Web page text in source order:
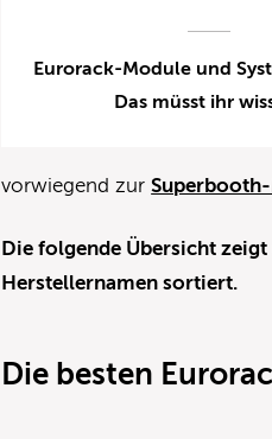
Eurorack-Module und
Das müsst ihr
vorwiegend zurSuperbooth-
Die folgende Übersicht
Herstellernamen sortiert.
Die besten